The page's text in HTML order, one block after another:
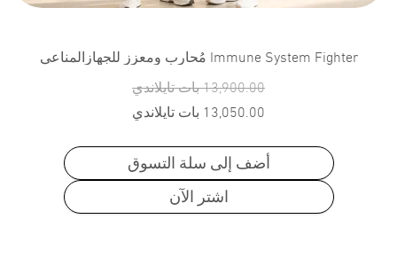
Immune System Fighter مُحارب ومعزز للجهازالمناعي
13,900.00 بات تايلاندي
13,050.00 بات تايلاندي
أضف إلى سلة التسوق
اشتر الآن